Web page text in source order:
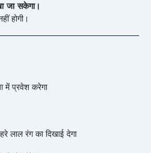
जा सकेगा।
होगी।
में प्रवेश करेगा
लाल रंग का दिखाई देगा